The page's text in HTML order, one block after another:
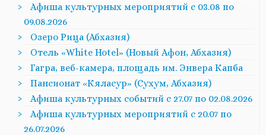
Афиша культурных мероприятий с 03.08 по
09.08.2026
Озеро Рица (Абхазия)
Отель «White Hotel» (Новый Афон, Абхазия)
Гагра, веб-камера, площадь им. Энвера Капба
Пансионат «Кяласур» (Сухум, Абхазия)
Афиша культурных событий с 27.07 по 02.08.2026
Афиша культурных мероприятий с 20.07 по
26.07.2026